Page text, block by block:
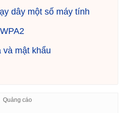
dây một số máy tính
và mật khẩu